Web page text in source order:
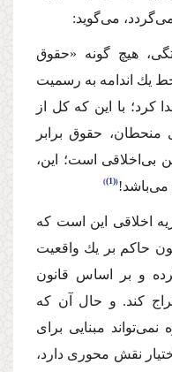
می‌گوید:
هیچ گونه «حقوق
یك اندامه به رسمیت
كرد؛ با این كه كل از
حقوق برابر
بی‌اخلاقی است؛ این،
می‌باشد! (1)
اخلاقی این است كه
حاكم بر یك واقعیت
و بر اساس قانون
كند. و حال آن كه
مبنایی برای
نقش محوری دارد،‌